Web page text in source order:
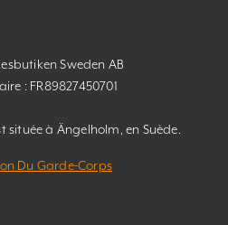
Sweden AB
: FR89827450701
située à Ängelholm, en Suède.
Du Garde-Corps